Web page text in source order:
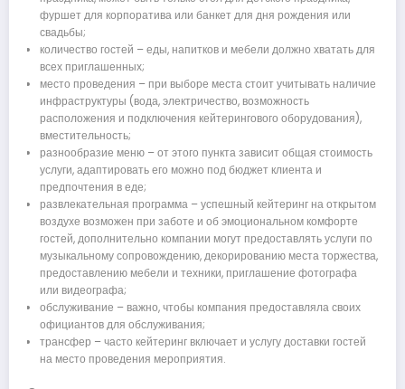
фуршет для корпоратива или банкет для дня рождения или
свадьбы;
количество гостей – еды, напитков и мебели должно хватать для
всех приглашенных;
место проведения – при выборе места стоит учитывать наличие
инфраструктуры (вода, электричество, возможность
расположения и подключения кейтерингового оборудования),
вместительность;
разнообразие меню – от этого пункта зависит общая стоимость
услуги, адаптировать его можно под бюджет клиента и
предпочтения в еде;
развлекательная программа – успешный кейтеринг на открытом
воздухе возможен при заботе и об эмоциональном комфорте
гостей, дополнительно компании могут предоставлять услуги по
музыкальному сопровождению, декорированию места торжества,
предоставлению мебели и техники, приглашение фотографа
или видеографа;
обслуживание – важно, чтобы компания предоставляла своих
официантов для обслуживания;
трансфер – часто кейтеринг включает и услугу доставки гостей
на место проведения мероприятия.